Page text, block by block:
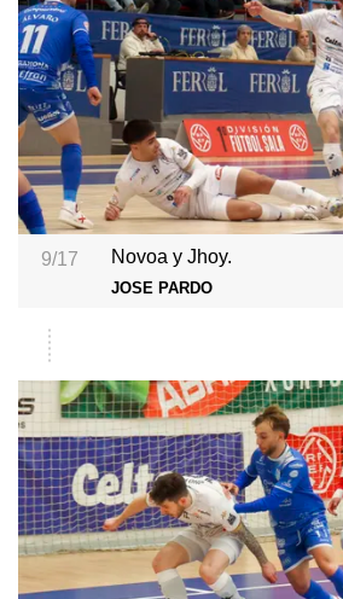
9/17 Novoa y Jhoy.
JOSE PARDO